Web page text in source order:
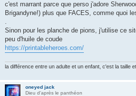
c'est marrant parce que perso j'adore
Brigandyne!) plus que FACES, comme quoi
.
Sinon pour les planche de pions, j'utilise ce
peu d'huile de coude
https://printableheroes.com/
la différence entre un adulte et un enfant, c'est la taille
oneyed jack
Dieu d'après le panthéon